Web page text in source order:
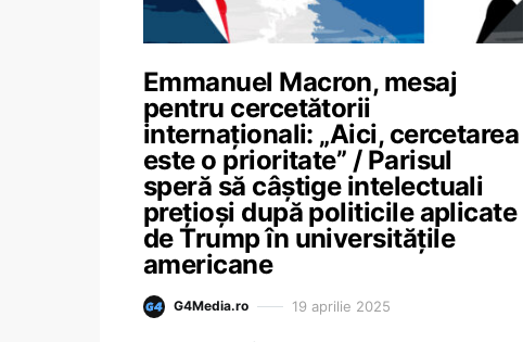
Emmanuel Macron, mesaj
pentru cercetătorii
internaționali: „Aici, cercetarea
este o prioritate” / Parisul
speră să câștige intelectuali
prețioși după politicile aplicate
de Trump în universitățile
americane
G4Media.ro 19 aprilie 2025